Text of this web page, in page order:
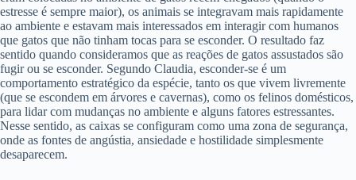
estresse é sempre maior), os animais se integravam mais rapidamente
ao ambiente e estavam mais interessados em interagir com humanos
que gatos que não tinham tocas para se esconder. O resultado faz
sentido quando consideramos que as reações de gatos assustados são
fugir ou se esconder. Segundo Claudia, esconder-se é um
comportamento estratégico da espécie, tanto os que vivem livremente
(que se escondem em árvores e cavernas), como os felinos domésticos,
para lidar com mudanças no ambiente e alguns fatores estressantes.
Nesse sentido, as caixas se configuram como uma zona de segurança,
onde as fontes de angústia, ansiedade e hostilidade simplesmente
desaparecem.